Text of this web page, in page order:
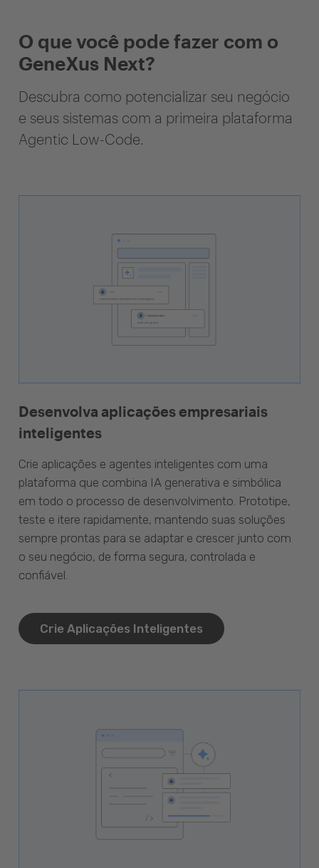
O que você pode fazer com o
GeneXus Next?
Descubra como potencializar seu negócio
e seus sistemas com a primeira plataforma
Agentic Low-Code.
Desenvolva aplicações empresariais
inteligentes
Crie aplicações e agentes inteligentes com uma
plataforma que combina IA generativa e simbólica
em todo o processo de desenvolvimento. Prototipe,
teste e itere rapidamente, mantendo suas soluções
sempre prontas para se adaptar e crescer junto com
o seu negócio, de forma segura, controlada e
confiável.
Crie Aplicações Inteligentes